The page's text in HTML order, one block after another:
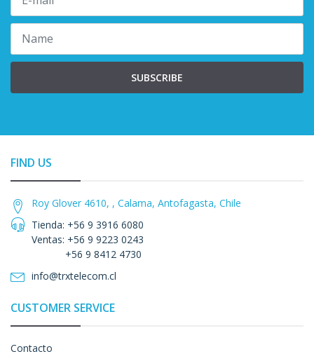
SUBSCRIBE
FIND US
Roy Glover 4610, , Calama, Antofagasta, Chile
Tienda: +56 9 3916 6080
Ventas: +56 9 9223 0243
+56 9 8412 4730
info@trxtelecom.cl
CUSTOMER SERVICE
Contacto